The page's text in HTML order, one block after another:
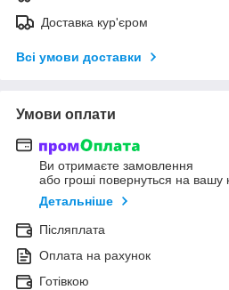
Доставка кур'єром
Всі умови доставки
Умови оплати
Ви отримаєте замовлення
або гроші повернуться на вашу
Детальніше
Післяплата
Оплата на рахунок
Готівкою